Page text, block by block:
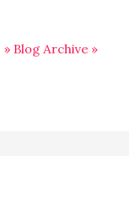
Blog Archive »